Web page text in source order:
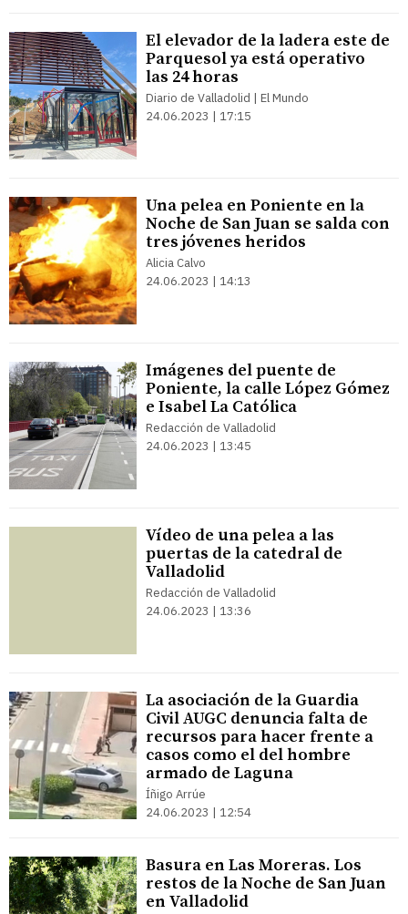
El elevador de la ladera este de
Parquesol ya está operativo
las 24 horas
Diario de Valladolid | El Mundo
24.06.2023 | 17:15
Una pelea en Poniente en la
Noche de San Juan se salda con
tres jóvenes heridos
Alicia Calvo
24.06.2023 | 14:13
Imágenes del puente de
Poniente, la calle López Gómez
e Isabel La Católica
Redacción de Valladolid
24.06.2023 | 13:45
Vídeo de una pelea a las
puertas de la catedral de
Valladolid
Redacción de Valladolid
24.06.2023 | 13:36
La asociación de la Guardia
Civil AUGC denuncia falta de
recursos para hacer frente a
casos como el del hombre
armado de Laguna
Íñigo Arrúe
24.06.2023 | 12:54
Basura en Las Moreras. Los
restos de la Noche de San Juan
en Valladolid